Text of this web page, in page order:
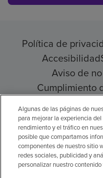
Política de
Accesibilidad
Aviso de
Cumplimiento
© 2026
Algunas de las páginas de
para mejorar la experiencia
rendimiento y el tráfico en
posible que compartamos
componentes de nuestro sitio
redes sociales, publicidad y
personalizar nuestro contenido